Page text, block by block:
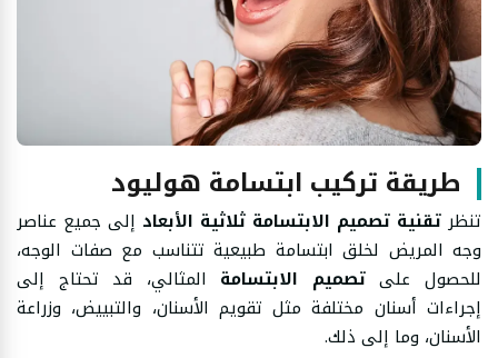
طريقة تركيب ابتسامة هوليود
تنظر تقنية تصميم الابتسامة ثلاثية الأبعاد إلى جميع عناصر
وجه المريض لخلق ابتسامة طبيعية تتناسب مع صفات الوجه،
للحصول علىتصميم الابتسامة المثالي، قد تحتاج إلى
إجراءات أسنان مختلفة مثل تقويم الأسنان، والتبييض، وزراعة
الأسنان، وما إلى ذلك.